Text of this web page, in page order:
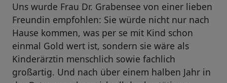
Uns wurde Frau Dr. Grabensee von einer lieben
Freundin empfohlen: Sie würde nicht nur nach
Hause kommen, was per se mit Kind schon
einmal Gold wert ist, sondern sie wäre als
Kinderärztin menschlich sowie fachlich
großartig. Und nach über einem halben Jahr in